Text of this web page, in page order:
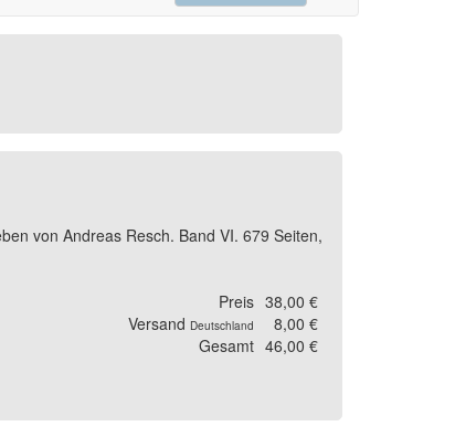
von Andreas Resch. Band VI. 679 Seiten,
Preis 38,00 €
Versand Deutschland
8,00 €
Gesamt 46,00 €